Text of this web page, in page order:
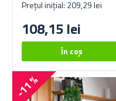
Prețul inițial: 209,29 lei
108,15 lei
-11 %